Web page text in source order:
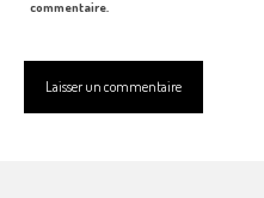
commentaire.